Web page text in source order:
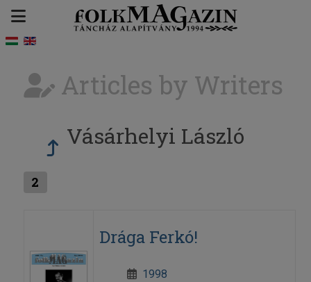
Articles by Writers
Vásárhelyi László
2
Drága Ferkó!
1998